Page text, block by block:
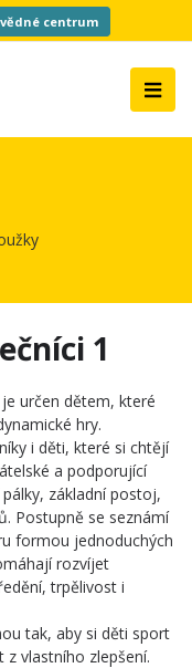
centrum
1
určen dětem, které
hry.
i děti, které si chtějí
a podporující
základní postoj,
Postupně se seznámí
formou jednoduchých
rozvíjet
trpělivost i
tak, aby si děti sport
vlastního zlepšení.